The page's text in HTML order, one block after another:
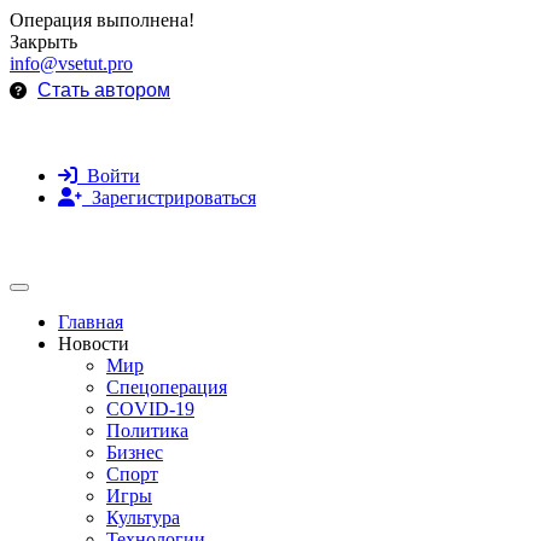
Операция выполнена!
Закрыть
info@vsetut.pro
Стать автором
Войти
Зарегистрироваться
Toggle navigation
Главная
Новости
Мир
Спецоперация
COVID-19
Политика
Бизнес
Спорт
Игры
Культура